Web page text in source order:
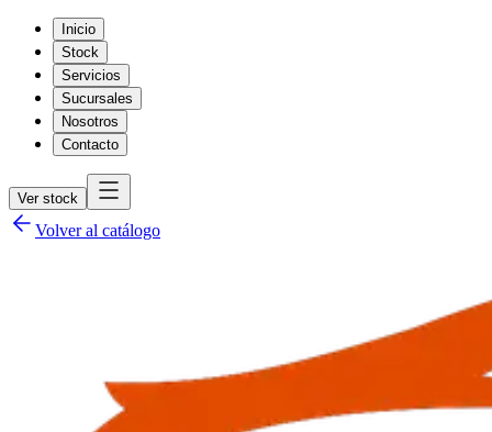
Inicio
Stock
Servicios
Sucursales
Nosotros
Contacto
Ver stock
Volver al catálogo